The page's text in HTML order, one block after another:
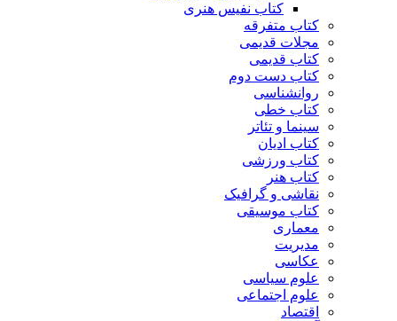
کتاب نفیس هنری
کتاب متفرقه
مجلات قدیمی
کتاب قدیمی
کتاب دست دوم
روانشناسی
کتاب خطی
سینما و تئاتر
کتاب ادیان
کتاب ورزشی
کتاب هنر
نقاشی و گرافیک
کتاب موسیقی
معماری
مدیریت
عکاسی
علوم سیاسی
علوم اجتماعی
اقتصاد